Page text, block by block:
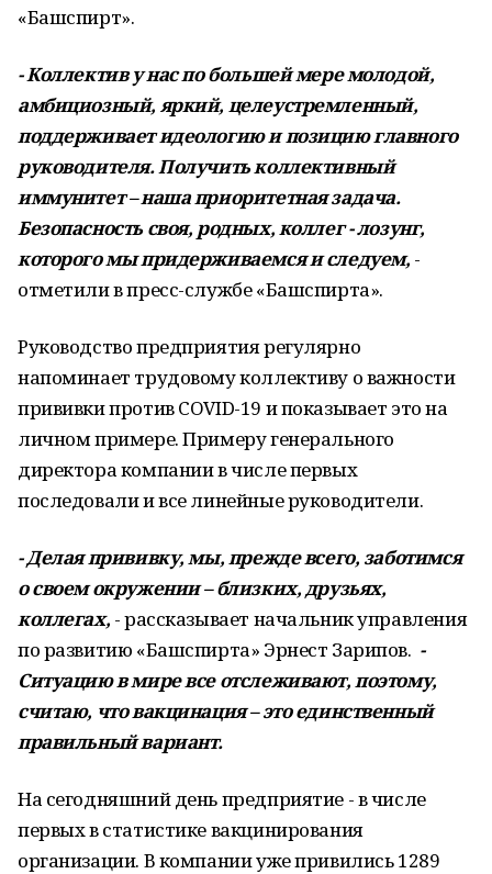
«Башспирт».
- Коллектив у нас по большей мере молодой,
амбициозный, яркий, целеустремленный,
поддерживает идеологию и позицию главного
руководителя. Получить коллективный
иммунитет – наша приоритетная задача.
Безопасность своя, родных, коллег - лозунг,
которого мы придерживаемся и следуем, -
отметили в пресс-службе «Башспирта».
Руководство предприятия регулярно
напоминает трудовому коллективу о важности
прививки против COVID-19 и показывает это на
личном примере. Примеру генерального
директора компании в числе первых
последовали и все линейные руководители.
- Делая прививку, мы, прежде всего, заботимся
о своем окружении – близких, друзьях,
коллегах, - рассказывает начальник управления
по развитию «Башспирта» Эрнест Зарипов. -
Ситуацию в мире все отслеживают, поэтому,
считаю, что вакцинация – это единственный
правильный вариант.
На сегодняшний день предприятие - в числе
первых в статистике вакцинирования
организации. В компании уже привились 1289